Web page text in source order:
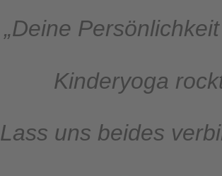
„Deine
Kinderyoga
Lass uns beides